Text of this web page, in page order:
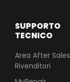
SUPPORTO
TECNICO
Area After Sales
Rivenditori